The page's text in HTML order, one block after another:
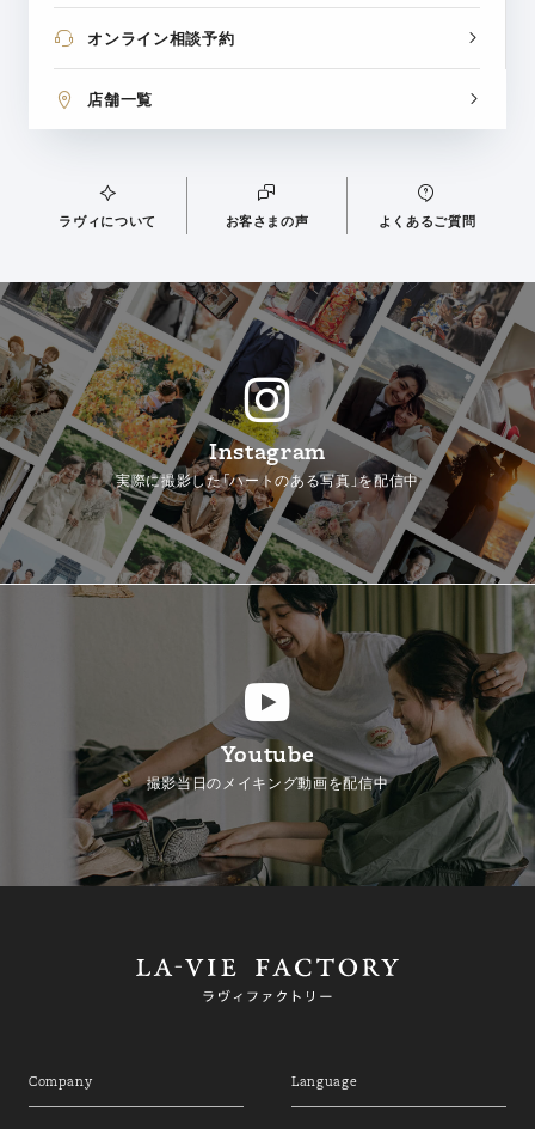
オンライン相談予約
店舗一覧
ラヴィについて お客さまの声 よくあるご質問
Instagram
実際に撮影した「ハートのある写真」を配信中
Youtube
撮影当日のメイキング動画を配信中
Company Language